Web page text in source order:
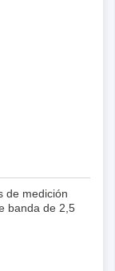
de medición
banda de 2,5